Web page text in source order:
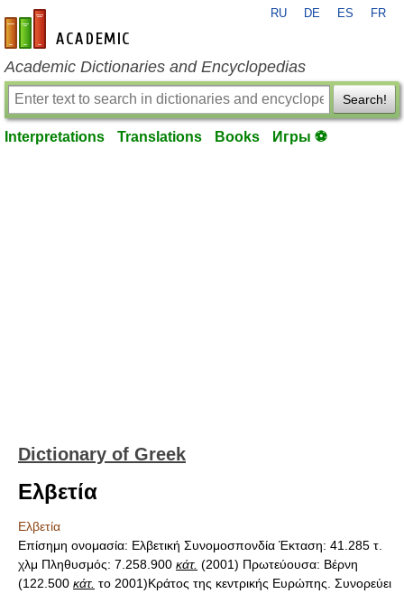
en-academic.com
RU DE ES FR
Academic Dictionaries and Encyclopedias
Search!
Interpretations Translations Books Игры ⚽
Dictionary of Greek
Ελβετία
Ελβετία
Επίσημη ονομασία: Ελβετική Συνομοσπονδία Έκταση: 41.285 τ.
χλμ Πληθυσμός: 7.258.900 κάτ. (2001) Πρωτεύουσα: Βέρνη
(122.500 κάτ. το 2001)Κράτος της κεντρικής Ευρώπης. Συνορεύει